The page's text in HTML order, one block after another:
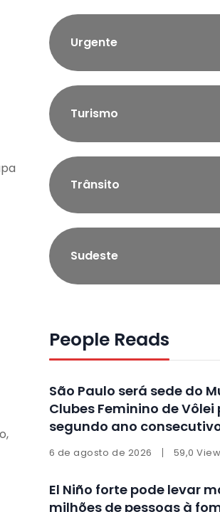
Urgente
Turismo
Trânsito
Sudeste
People Reads
São Paulo será sede do
Clubes Feminino de Vôlei
segundo ano
6 de agosto de 2026 59,0
El Niño forte pode levar
milhões de pessoas à